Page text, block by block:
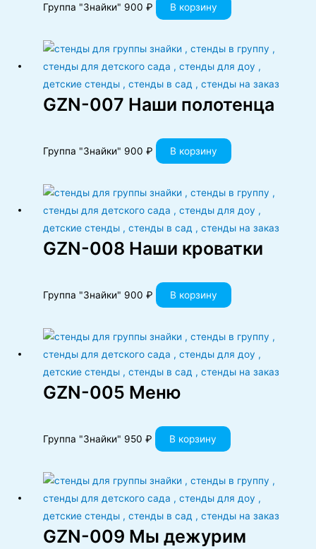
Группа "Знайки" 900₽ В корзину
GZN-007 Наши полотенца
Группа "Знайки" 900₽ В корзину
GZN-008 Наши кроватки
Группа "Знайки" 900₽ В корзину
GZN-005 Меню
Группа "Знайки" 950₽ В корзину
GZN-009 Мы дежурим